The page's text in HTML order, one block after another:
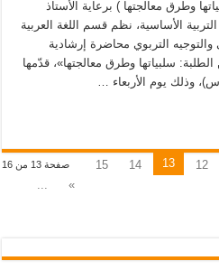
وطرق معالجتها ) برعاية الأستاذ
الأساسية، نظم قسم اللغة العربية
التربوي محاضرة إرشادية
سلبياتها وطرق معالجتها»، قدّمها
وذلك يوم الأربعاء …
صفحة 13 من 16 12
13
14
15
»